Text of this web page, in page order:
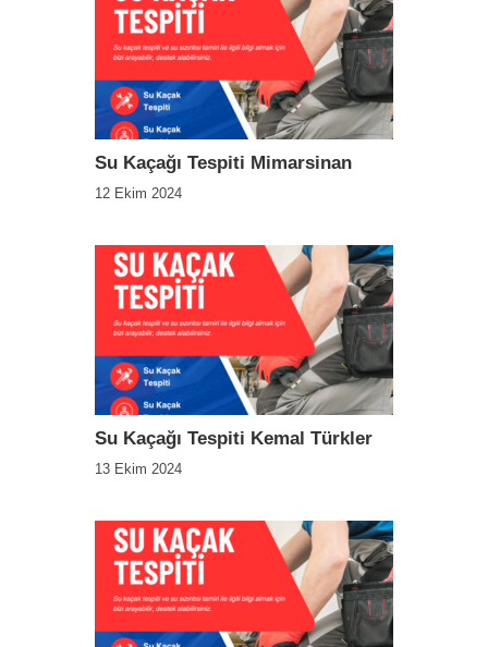
Su Kaçağı Tespiti Mimarsinan
12 Ekim 2024
Su Kaçağı Tespiti Kemal Türkler
13 Ekim 2024